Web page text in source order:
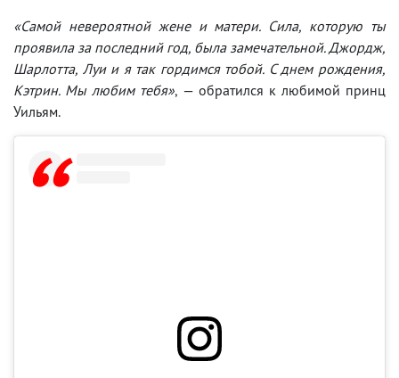
«Самой невероятной жене и матери. Сила, которую ты
проявила за последний год, была замечательной. Джордж,
Шарлотта, Луи и я так гордимся тобой. С днем ​​рождения,
Кэтрин. Мы любим тебя», — обратился к любимой принц
Уильям.